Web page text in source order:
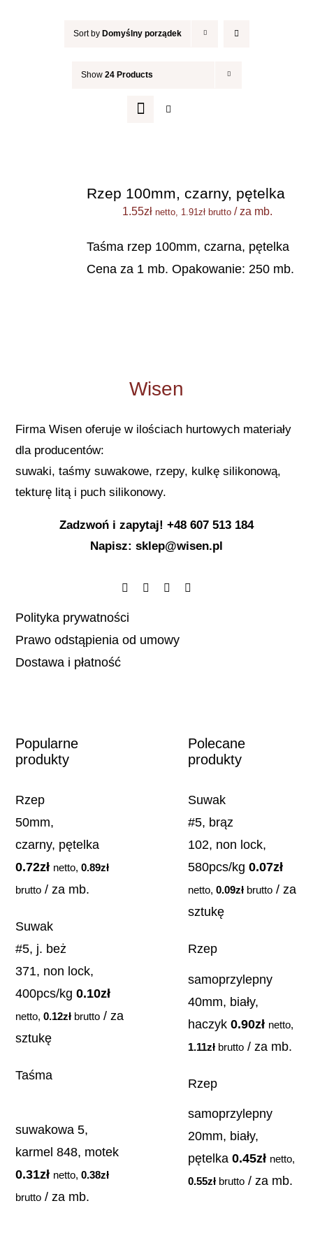
Sort by Domyślny porządek
Show 24 Products
Rzep 100mm, czarny, pętelka
1.55zł netto, 1.91 złbrutto / za mb.
Taśma rzep 100mm, czarna, pętelka
Cena za 1 mb. Opakowanie: 250 mb.
Wisen
Firma Wisen oferuje w ilościach hurtowych materiały
dla producentów:
suwaki, taśmy suwakowe, rzepy, kulkę silikonową,
tekturę litą i puch silikonowy.
Zadzwoń i zapytaj! +48 607 513 184
Napisz: sklep@wisen.pl
Polityka prywatności
Prawo odstąpienia od umowy
Dostawa i płatność
Popularne
produkty
Rzep
50mm,
czarny, pętelka
0.72zł netto,0.89zł
brutto / za mb.
Suwak
#5, j. beż
371, non lock,
400pcs/kg 0.10zł
netto,0.12zł brutto / za
sztukę
Taśma
suwakowa 5,
karmel 848, motek
0.31zł netto,0.38zł
brutto / za mb.
Polecane
produkty
Suwak
#5, brąz
102, non lock,
580pcs/kg 0.07zł
netto, 0.09zł brutto / za
sztukę
Rzep
samoprzylepny
40mm, biały,
haczyk 0.90zł netto,
1.11zł brutto / za mb.
Rzep
samoprzylepny
20mm, biały,
pętelka 0.45zł netto,
0.55zł brutto / za mb.